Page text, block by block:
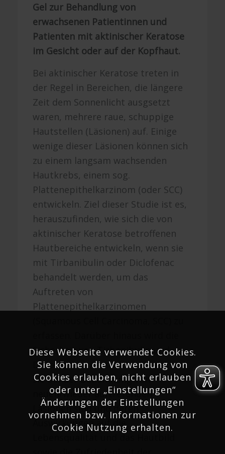
Gel zur Behandlung von
erwachsenen Patientinnen und
Patienten mit aktinischer Keratose
im Gesicht oder auf der Kopfhaut.
Bei aktinischer Keratose treten in
der Regel in Bereichen, die längere
Zeit dem Sonnenlicht ausgsetzt
waren, mehrere raue, schuppige
Hautstellen (Läsionen) auf. Einige
wenige dieser Läsionen können sich
zu einem langsam wachsenden
Hautkrebs, einem sog.
Plattenepithelkarzinom (oder SCC)
entwickeln. Ziel dieser Studie ist es,
herauszufinden, wie sich die von
aktinischer Keratose betroffenen
Hautbereiche entwickeln, wenn sie
mit Tirbanibulin oder Diclofenac
behandelt werden, um das
Auftreten von
Plattenepithelkarzinomen
Sicherheit von Tirbanibulin und
Diclofenac untersucht, wie wirksam
sie bei der Behandlung von
neuen/wieder auftretenden
Läsionen sind und deren
Auswirkungen auf die
Diese Webseite verwendet Cookies.
Sie können die Verwendung von
Cookies erlauben, nicht erlauben
oder unter „Einstellungen“
Änderungen der Einstellungen
vornehmen bzw. Informationen zur
Cookie Nutzung erhalten.